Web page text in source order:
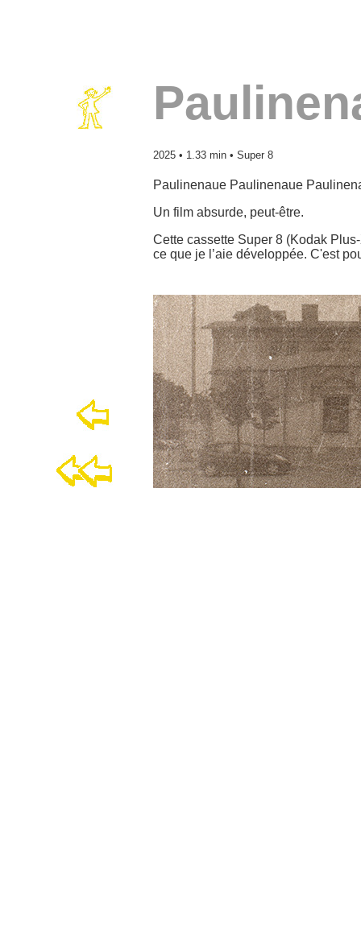
2025 • 1.33 min • Super 8
Paulinenaue Paulinenaue
Un film absurde, peut-être.
Cette cassette Super 8 (Kodak
ce que je l’aie développée. C'est